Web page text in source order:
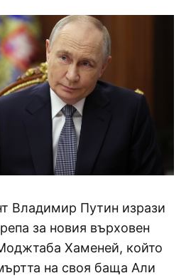
Владимир Путин изрази
за новия върховен
Хаменей, който
на своя баща Али